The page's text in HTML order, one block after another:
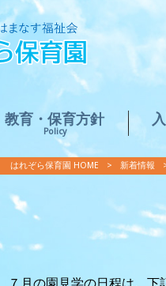
教育・保育方針
Policy
はれぞら保育園 HOME > 新着情報